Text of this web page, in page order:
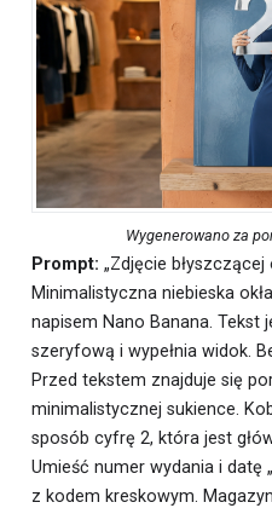
Wygenerowano za
Prompt: „Zdjęcie błyszczącej
Minimalistyczna niebieska
napisem Nano Banana. Tekst
szeryfową i wypełnia widok.
Przed tekstem znajduje się
minimalistycznej sukience.
sposób cyfrę 2, która jest
Umieść numer wydania i datę
z kodem kreskowym.